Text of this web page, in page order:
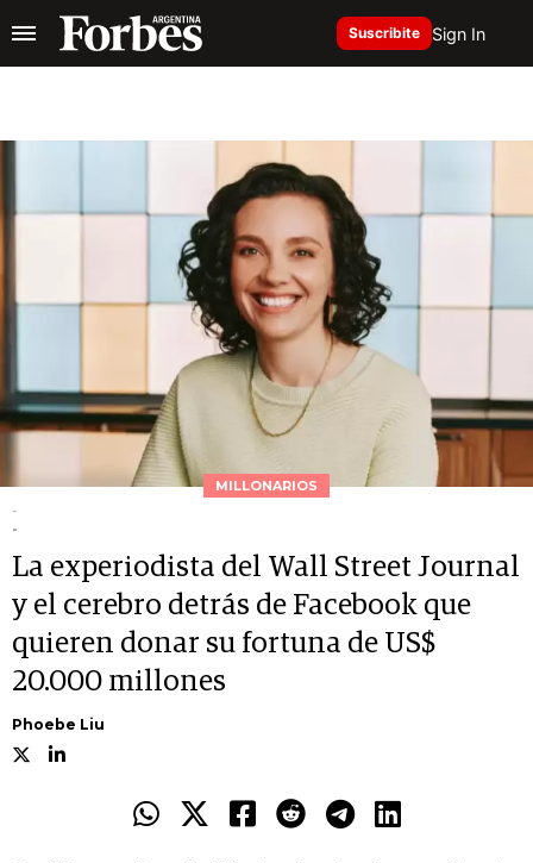
Suscribite Sign In
MILLONARIOS
-
-
La experiodista del Wall Street Journal
y el cerebro detrás de Facebook que
quieren donar su fortuna de US$
20.000 millones
Phoebe Liu